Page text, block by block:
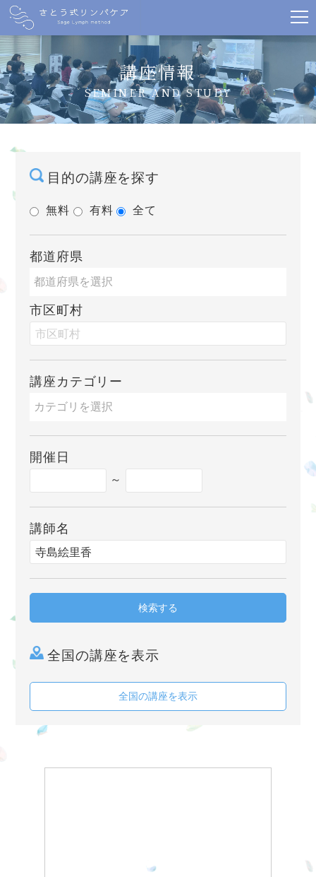
講座情報
SEMINER AND STUDY
目的の講座を探す
無料 有料 全て
都道府県
市区町村
講座カテゴリー
開催日
～
講師名
検索する
全国の講座を表示
全国の講座を表示